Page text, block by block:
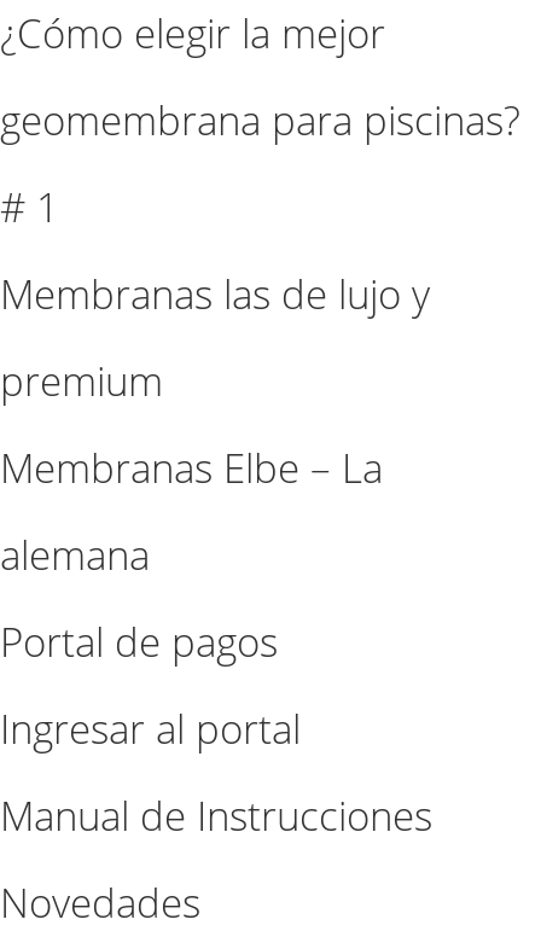
¿Cómo elegir la mejor
geomembrana para piscinas?
# 1
Membranas las de lujo y
premium
Membranas Elbe – La
alemana
Portal de pagos
Ingresar al portal
Manual de Instrucciones
Novedades